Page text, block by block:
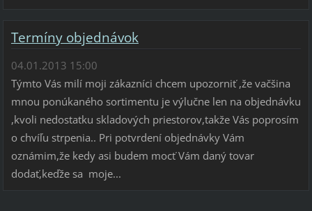
Termíny objednávok
04.01.2013 15:00
Týmto Vás milí moji zákazníci chcem upozorniť ,že vačšina
mnou ponúkaného sortimentu je výlučne len na objednávku
,kvoli nedostatku skladových priestorov,takže Vás poprosím
o chvíľu strpenia.. Pri potvrdení objednávky Vám
oznámim,že kedy asi budem mocť Vám daný tovar
dodať,keďže sa moje...